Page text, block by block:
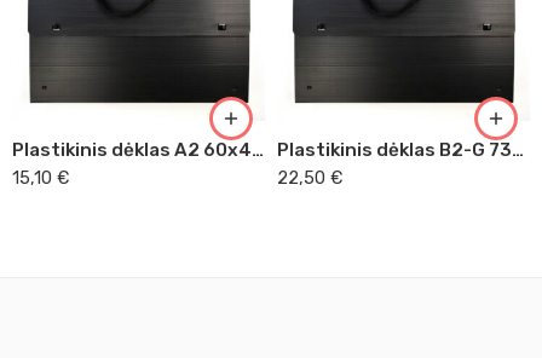
Plastikinis dėklas A2 60x43x3
15,10 €
Plastikinis dėklas B2-G 73x52x8
22,50 €